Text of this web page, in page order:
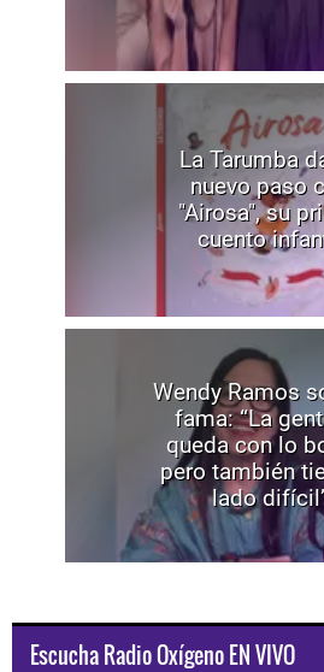
La Tarumba
nuevo paso
"Airosa", su
cuento
Wendy Ramos
fama: “La
queda con lo
pero también
lado
Escucha Radio Oxígeno EN VIVO